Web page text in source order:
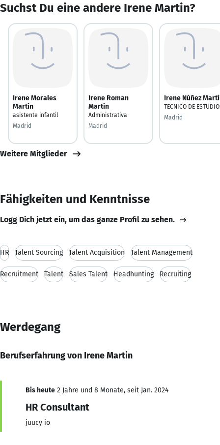
Suchst Du eine andere Irene Martin?
Irene Morales
Martin
asistente infantil
Madrid
Irene Roman
Martin
Administrativa
Madrid
Irene Núñez
TECNICO DE
Madrid
Weitere Mitglieder
Fähigkeiten und Kenntnisse
Logg Dich jetzt ein, um das ganze Profil zu sehen.
HR Talent Sourcing Talent Acquisition Talent Management
Recruitment Talent Sales Talent Headhunting Recruiting
Werdegang
Berufserfahrung von Irene Martin
Bis heute 2 Jahre und 8 Monate, seit Jan. 2024
HR Consultant
juucy io